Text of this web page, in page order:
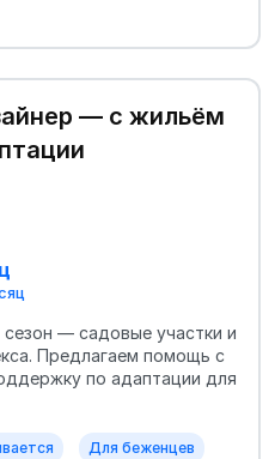
— с жильём
— садовые участки и
Предлагаем помощь с
по адаптации для
Для беженцев